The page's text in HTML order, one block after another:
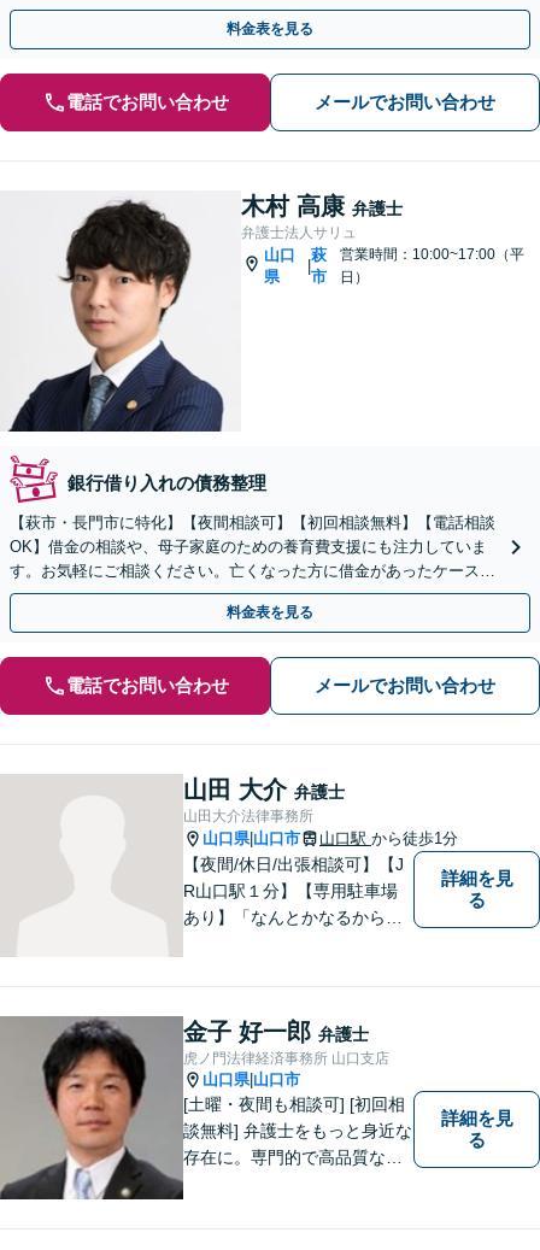
を全力で支えます【山口駅徒歩13分】【駐車場完備】
料金表を見る
電話でお問い合わせ メールでお問い合わせ
木村 高康 弁護士
弁護士法人サリュ
山口
県
|
萩
市
営業時間：10:00~17:00（平
日）
銀行借り入れの債務整理
【萩市・長門市に特化】【夜間相談可】【初回相談無料】【電話相談
OK】借金の相談や、母子家庭のための養育費支援にも注力していま
す。お気軽にご相談ください。亡くなった方に借金があったケースも
柔軟な解決を図ります。
料金表を見る
電話でお問い合わせ メールでお問い合わせ
山田 大介 弁護士
山田大介法律事務所
山口県| 山口市 山口駅 から徒歩1分
【夜間/休日/出張相談可】【J
R山口駅１分】【専用駐車場
あり】「なんとかなるから大
方はお気軽にご相談くださ
い。
詳細を見
る
金子 好一郎 弁護士
虎ノ門法律経済事務所 山口支店
山口県| 山口市
[土曜・夜間も相談可] [初回相
談無料] 弁護士をもっと身近な
存在に。専門的で高品質なリ
詳細を見
る